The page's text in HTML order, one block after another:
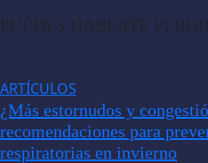
PUEDES HABERTE
ARTÍCULOS
¿Más estornudos y
recomendaciones para
respiratorias en invierno